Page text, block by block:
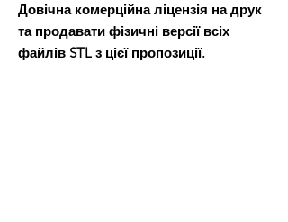
Довічна комерційна ліцензія на друк
та продавати фізичні версії всіх
файлів STL з цієї пропозиції.